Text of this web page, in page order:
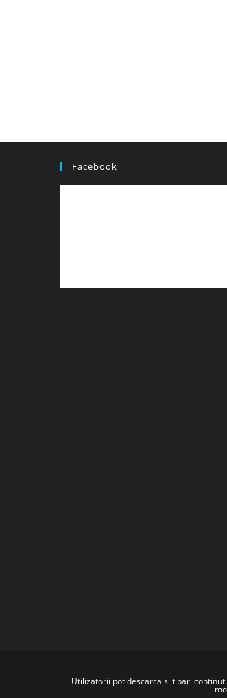
Facebook
Utilizatorii pot descarca si tipari